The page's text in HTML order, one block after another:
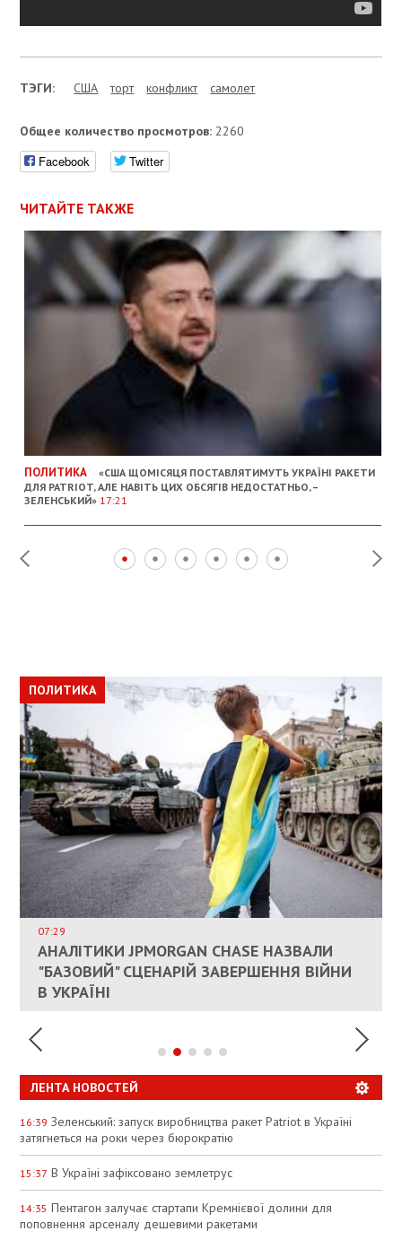
ТЭГИ: США торт конфликт самолет
Общее количество просмотров: 2260
Facebook Twitter
ЧИТАЙТЕ ТАКЖЕ
ПОЛИТИКА
«США ЩОМІСЯЦЯ ПОСТАВЛЯТИМУТЬ УКРАЇНІ РАКЕТИ
ДЛЯ PATRIOT, АЛЕ НАВІТЬ ЦИХ ОБСЯГІВ НЕДОСТАТНЬО, –
ЗЕЛЕНСЬКИЙ» 17:21
ПОЛИТИКА
КАНДИДАТ В ПРЕМЬЕРЫ ПОЛЬШИ ПРИЗВАЛ
ЕС ПРЕКРАТИТЬ ВОЕННУЮ ПОМОЩЬ
УКРАИНЕ
ПОЛИТИКА
07:29
АНАЛІТИКИ JPMORGAN CHASE НАЗВАЛИ
"БАЗОВИЙ" СЦЕНАРІЙ ЗАВЕРШЕННЯ ВІЙНИ
В УКРАЇНІ
ОБЩЕСТВО
ВЛАСНИКАМ ЗРУЙНОВАНОГО ЖИТЛА
ДОЗВОЛИЛИ НЕ ПЛАТИТИ ЗА КОМУНАЛКУ
ПОЛИТИКА
ИНТЕГРАЦИЯ УКРАИНЫ В НАТО ВРЯД ЛИ
СОСТОИТСЯ В БЛИЖАЙШЕЕ ВРЕМЯ, –
РЮТТЕ
ЭКОНОМИКА
ПАЛИВНИЙ РИНОК РОЗІГРІЛИ ШТУЧНО:
АНАЛІТИКИ ЗВИНУВАТИЛИ АЗС У
СПЕКУЛЯЦІЇ
ЛЕНТА НОВОСТЕЙ
16:39 Зеленський: запуск виробництва ракет Patriot в Україні
затягнеться на роки через бюрократію
15:37 В Україні зафіксовано землетрус
14:35 Пентагон залучає стартапи Кремнієвої долини для
поповнення арсеналу дешевими ракетами